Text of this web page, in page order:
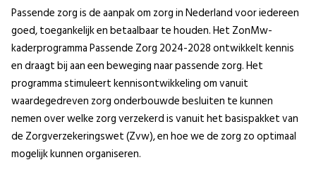
Passende zorg is de aanpak om zorg in Nederland voor iedereen
goed, toegankelijk en betaalbaar te houden. Het ZonMw-
kaderprogramma Passende Zorg 2024-2028 ontwikkelt kennis
en draagt bij aan een beweging naar passende zorg. Het
programma stimuleert kennisontwikkeling om vanuit
waardegedreven zorg onderbouwde besluiten te kunnen
nemen over welke zorg verzekerd is vanuit het basispakket van
de Zorgverzekeringswet (Zvw), en hoe we de zorg zo optimaal
mogelijk kunnen organiseren.